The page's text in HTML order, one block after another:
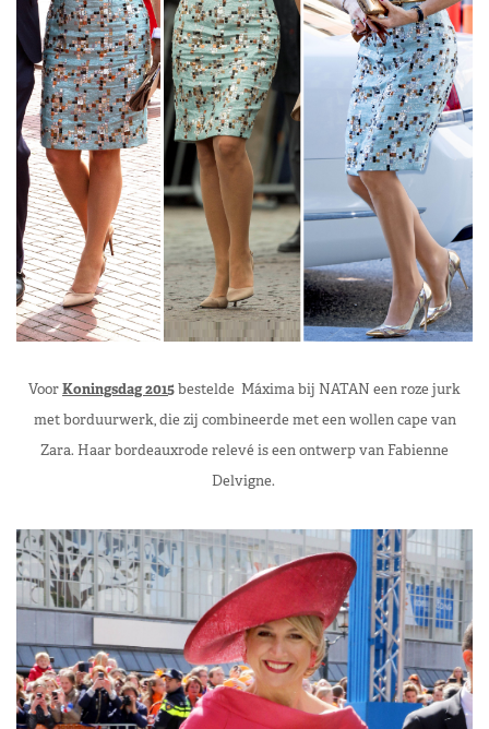
VoorKoningsdag 2015bestelde Máxima bij NATAN een roze jurk
met borduurwerk, die zij combineerde met een wollen cape van
Zara. Haar bordeauxrode relevé is een ontwerp van Fabienne
Delvigne.